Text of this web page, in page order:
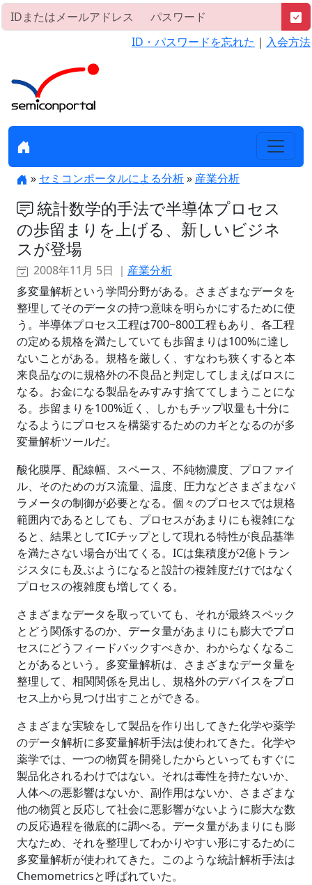
ID・パスワードを忘れた ｜ 入会方法
» セミコンポータルによる分析» 産業分析
統計数学的手法で半導体プロセス
の歩留まりを上げる、新しいビジネ
スが登場
2008年11月 5日 ｜ 産業分析
多変量解析という学問分野がある。さまざまなデータを
整理してそのデータの持つ意味を明らかにするために使
う。半導体プロセス工程は700~800工程もあり、各工程
の定める規格を満たしていても歩留まりは100%に達し
ないことがある。規格を厳しく、すなわち狭くすると本
来良品なのに規格外の不良品と判定してしまえばロスに
なる。お金になる製品をみすみす捨ててしまうことにな
る。歩留まりを100%近く、しかもチップ収量も十分に
なるようにプロセスを構築するためのカギとなるのが多
変量解析ツールだ。
酸化膜厚、配線幅、スペース、不純物濃度、プロファイ
ル、そのためのガス流量、温度、圧力などさまざまなパ
ラメータの制御が必要となる。個々のプロセスでは規格
範囲内であるとしても、プロセスがあまりにも複雑にな
ると、結果としてICチップとして現れる特性が良品基準
を満たさない場合が出てくる。ICは集積度が2億トラン
ジスタにも及ぶようになると設計の複雑度だけではなく
プロセスの複雑度も増してくる。
さまざまなデータを取っていても、それが最終スペック
とどう関係するのか、データ量があまりにも膨大でプロ
セスにどうフィードバックすべきか、わからなくなるこ
とがあるという。多変量解析は、さまざまなデータ量を
整理して、相関関係を見出し、規格外のデバイスをプロ
セス上から見つけ出すことができる。
さまざまな実験をして製品を作り出してきた化学や薬学
のデータ解析に多変量解析手法は使われてきた。化学や
薬学では、一つの物質を開発したからといってもすぐに
製品化されるわけではない。それは毒性を持たないか、
人体への悪影響はないか、副作用はないか、さまざまな
他の物質と反応して社会に悪影響がないように膨大な数
の反応過程を徹底的に調べる。データ量があまりにも膨
大なため、それを整理してわかりやすい形にするために
多変量解析が使われてきた。このような統計解析手法は
Chemometricsと呼ばれていた。